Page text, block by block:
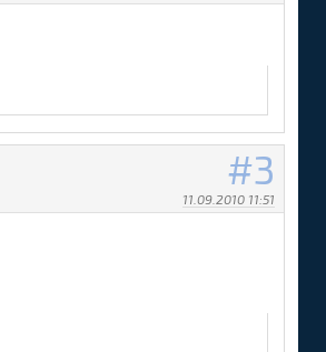
3
11.09.2010 11:51